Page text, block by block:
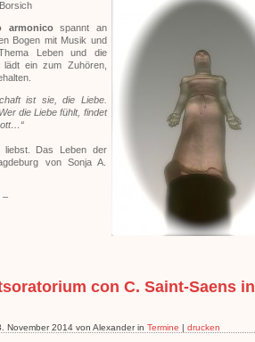
armonicospannt an
Bogen mit Musik und
Leben und die
lädt ein zum Zuhören,
ist sie, die Liebe.
die Liebe fühlt, findet
liebst. Das Leben der
von Sonja A.
–
con C. Saint-Saens in
November 2014 von Alexander in Termine | drucken